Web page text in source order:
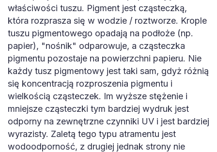
właściwości tuszu. Pigment jest cząsteczką,
która rozprasza się w wodzie / roztworze. Krople
tuszu pigmentowego opadają na podłoże (np.
papier), "nośnik" odparowuje, a cząsteczka
pigmentu pozostaje na powierzchni papieru. Nie
każdy tusz pigmentowy jest taki sam, gdyż różnią
się koncentracją rozproszenia pigmentu i
wielkością cząsteczek. Im wyższe stężenie i
mniejsze cząsteczki tym bardziej wydruk jest
odporny na zewnętrzne czynniki UV i jest bardziej
wyrazisty. Zaletą tego typu atramentu jest
wodoodporność, z drugiej jednak strony nie